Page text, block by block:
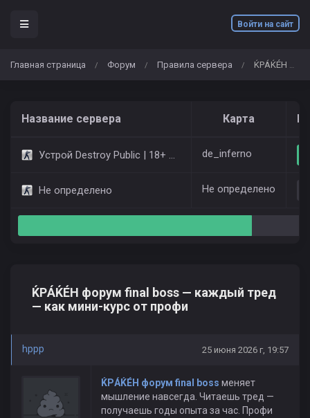
Войти на сайт
Главная страница / Форум / Правила сервера / ЌРÁЌÉH форум final boss — каждый тред — как мини-курс от профи
Название сервера Карта
Устрой Destroy Public | 18+ Only Dust2 de_inferno
Не определено Не определено
ЌРÁЌÉH форум final boss — каждый тред
— как мини-курс от профи
hppp 25 июня 2026 г, 19:57
ЌРÁЌÉH форум final boss меняет
мышление навсегда. Читаешь тред —
получаешь годы опыта за час. Профи